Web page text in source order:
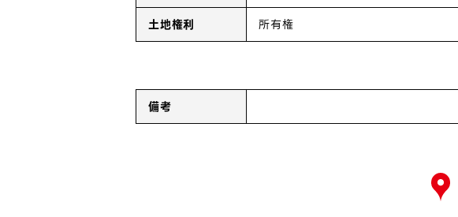
土地権利
所有権
備考